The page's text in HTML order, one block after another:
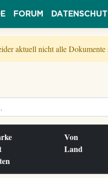
FORUM
aktuell nicht alle
Von
Land